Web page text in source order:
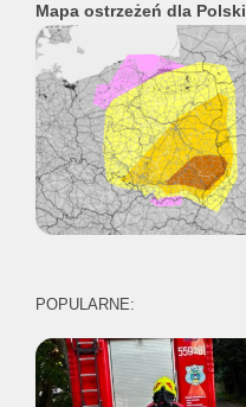
Mapa ostrzeżeń dla Polski
POPULARNE: